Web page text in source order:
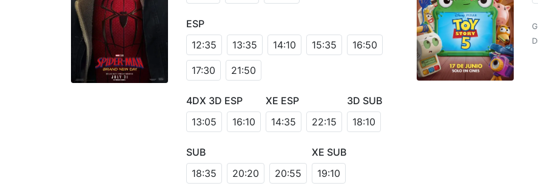
ESP
12:35
13:35 14:10 15:35 16:50
17:30 21:50
4DX 3D ESP
13:05
16:10
XE ESP
14:35
22:15
3D SUB
18:10
SUB
18:35
20:20 20:55
XE SUB
19:10